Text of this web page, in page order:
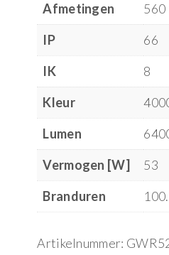
Afmetingen
560
IP
66
IK
8
Kleur
Lumen
Vermogen [W]
53
Branduren
Artikelnummer: